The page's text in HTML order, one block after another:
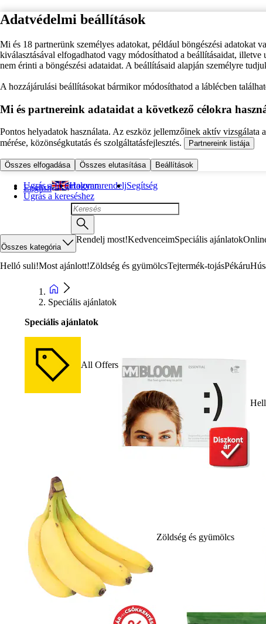
Adatvédelmi beállítások
Mi és 18 partnerünk személyes adatokat, például böngészési adatokat
kiválasztásával elfogadhatod vagy módosíthatod a beállításaidat, illetve
nem érinti a böngészési adataidat. A beállításaid alapján személyre
A hozzájárulási beállításokat bármikor módosíthatod a láblécben
Mi és partnereink adataidat a következő célokra
Pontos helyadatok használata. Az eszköz jellemzőinek aktív vizsgálata
mérése, közönségkutatás és szolgáltatásfejlesztés.
Partnereink listája
Összes elfogadása Összes elutasítása Beállítások
Ugrás a fő tartalomra
Ugrás a kereséshez
English Hogyan rendeljSegítség
Összes kategória
Rendelj most!KedvenceimSpeciális ajánlatok
Helló suli!Most ajánlott!Zöldség és gyümölcsTejtermék-tojásPékáru
Speciális ajánlatok
Speciális ajánlatok
All Offers
Zöldség és gyümölcs